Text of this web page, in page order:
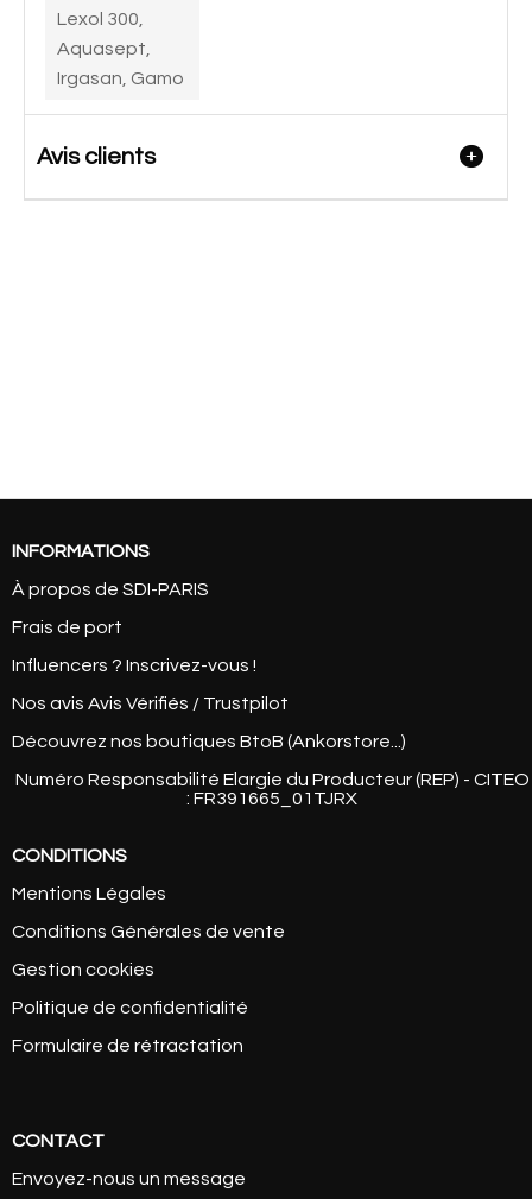
Lexol 300,
Aquasept,
Irgasan, Gamo
Avis clients
INFORMATIONS
À propos de SDI-PARIS
Frais de port
Influencers ? Inscrivez-vous !
Nos avis Avis Vérifiés / Trustpilot
Découvrez nos boutiques BtoB (Ankorstore...)
Numéro Responsabilité Elargie du Producteur (REP) - CITEO
: FR391665_01TJRX
CONDITIONS
Mentions Légales
Conditions Générales de vente
Gestion cookies
Politique de confidentialité
Formulaire de rétractation
CONTACT
Envoyez-nous un message